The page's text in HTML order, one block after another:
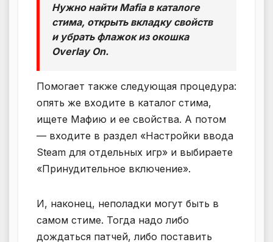
Нужно найти Mafia в каталоге
стима, открыть вкладку свойств
и убрать флажок из окошка
Overlay On.
Помогает также следующая процедура:
опять же входите в каталог стима,
ищете Мафию и ее свойства. А потом
— входите в раздел «Настройки ввода
Steam для отдельных игр» и выбираете
«Принудительное включение».
И, наконец, неполадки могут быть в
самом стиме. Тогда надо либо
дождаться патчей, либо поставить